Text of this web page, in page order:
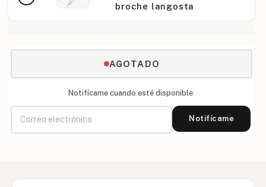
broche langosta
AGOTADO
Notifícame cuando esté disponible
Notifícame